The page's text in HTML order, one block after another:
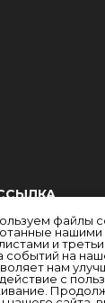
файлы
нашими
и
событий на
нам
с